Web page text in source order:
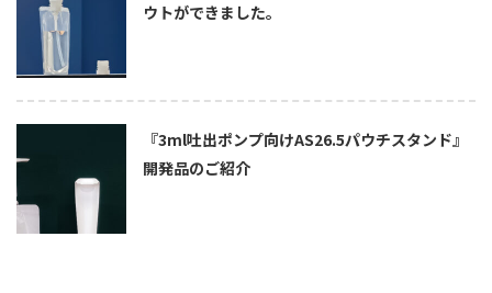
ウトができました。
『3ml吐出ポンプ向けAS26.5パウチスタンド』
開発品のご紹介